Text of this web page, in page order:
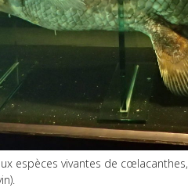
espèces vivantes de cœlacanthes,